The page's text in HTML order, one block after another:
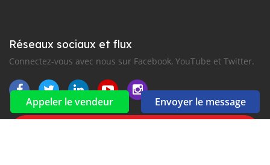
Appeler le vendeur Envoyer le message
Réseaux sociaux et flux
Connectez-vous avec nous sur Facebook, YouTube et Twitter.